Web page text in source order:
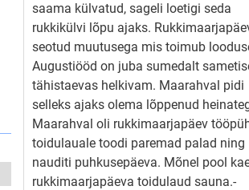
saama külvatud, sageli loetigi seda
rukkikülvi lõpu ajaks.
seotud muutusega mis toimub
Augustiööd on juba sumedalt
tähistaevas helkivam. Maarahval pidi
selleks ajaks olema lõppenud
Maarahval oli rukkimaarjapäev
toidulauale toodi paremad palad ning
nauditi puhkusepäeva. Mõnel pool
rukkimaarjapäeva toidulaud sauna.-